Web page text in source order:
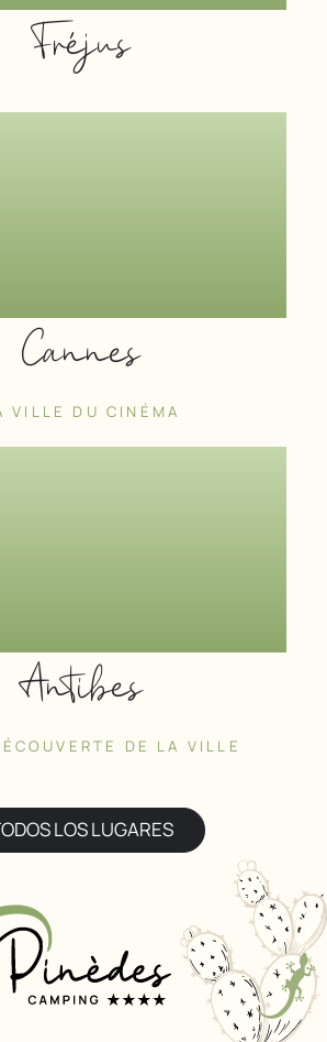
Fréjus
Cannes
VILLE DU CINÉMA
Antibes
DE LA VILLE
LOS LUGARES